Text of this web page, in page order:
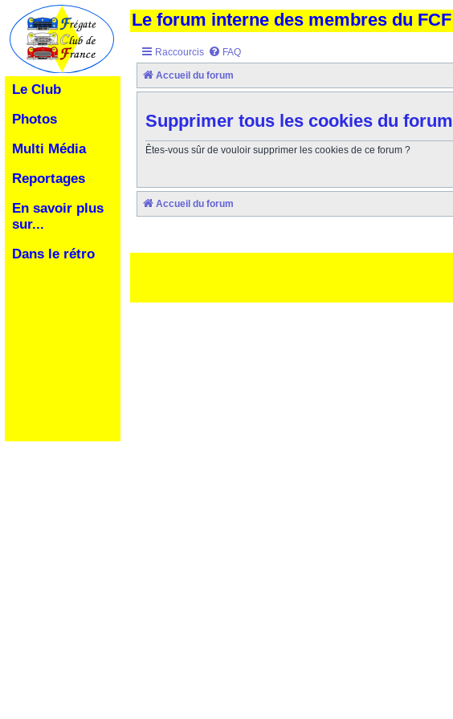
Le Club
Photos
Multi Média
Reportages
En savoir plus
sur...
Dans le rétro
Le forum interne des membres du FCF
Raccourcis FAQ
Accueil du forum
Supprimer tous les cookies du forum
Êtes-vous sûr de vouloir supprimer les cookies de ce forum ?
Accueil du forum